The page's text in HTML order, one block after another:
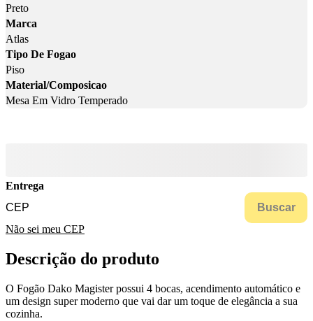
Preto
Marca
Atlas
Tipo De Fogao
Piso
Material/Composicao
Mesa Em Vidro Temperado
Entrega
Buscar
Não sei meu CEP
Descrição do produto
O Fogão Dako Magister possui 4 bocas, acendimento automático e
um design super moderno que vai dar um toque de elegância a sua
cozinha.